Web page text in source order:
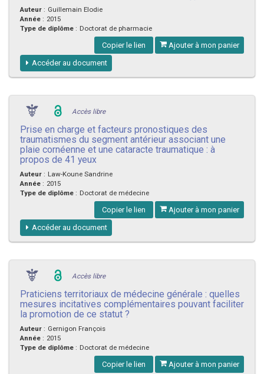
Auteur : Guillemain Elodie
Année : 2015
Type de diplôme : Doctorat de pharmacie
Copier le lien Ajouter à mon panier
Accéder au document
Accès libre
Prise en charge et facteurs pronostiques des
traumatismes du segment antérieur associant une
plaie cornéenne et une cataracte traumatique : à
propos de 41 yeux
Auteur : Law-Koune Sandrine
Année : 2015
Type de diplôme : Doctorat de médecine
Copier le lien Ajouter à mon panier
Accéder au document
Accès libre
Praticiens territoriaux de médecine générale : quelles
mesures incitatives complémentaires pouvant faciliter
la promotion de ce statut ?
Auteur : Gernigon François
Année : 2015
Type de diplôme : Doctorat de médecine
Copier le lien Ajouter à mon panier